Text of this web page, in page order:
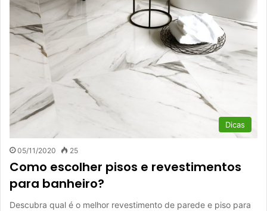
Dicas
05/11/2020 25
Como escolher pisos e revestimentos
para banheiro?
Descubra qual é o melhor revestimento de parede e piso para